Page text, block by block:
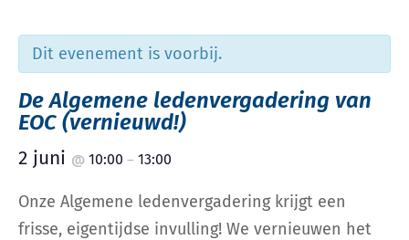
vrienden
Dit evenement is voorbij.
De Algemene ledenvergadering van
EOC (vernieuwd!)
2 juni @ 10:00 – 13:00
Onze Algemene ledenvergadering krijgt een
frisse, eigentijdse invulling! We vernieuwen het